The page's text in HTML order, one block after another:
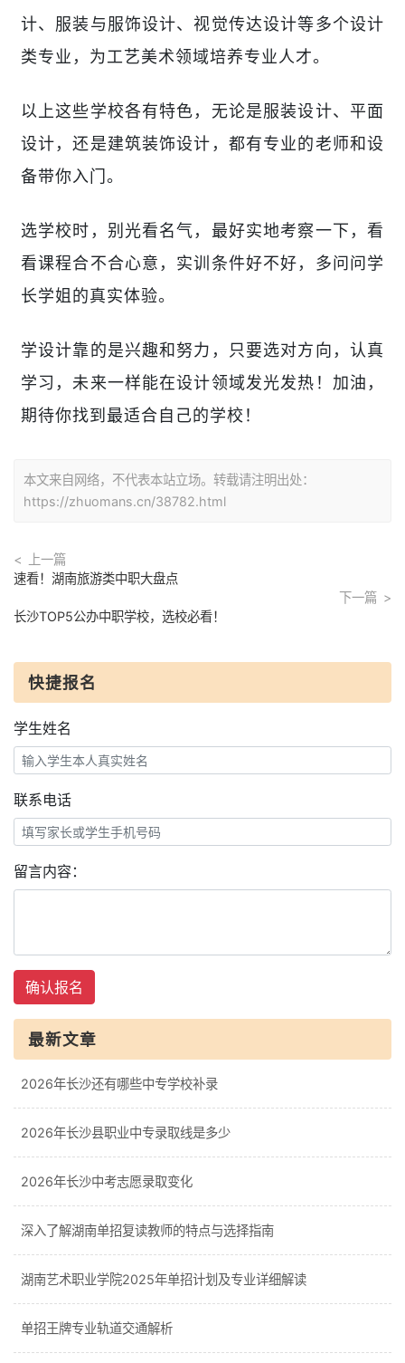
计、服装与服饰设计、视觉传达设计等多个设计
类专业，为工艺美术领域培养专业人才。
以上这些学校各有特色，无论是服装设计、平面
设计，还是建筑装饰设计，都有专业的老师和设
备带你入门。
选学校时，别光看名气，最好实地考察一下，看
看课程合不合心意，实训条件好不好，多问问学
长学姐的真实体验。
学设计靠的是兴趣和努力，只要选对方向，认真
学习，未来一样能在设计领域发光发热！加油，
期待你找到最适合自己的学校！
本文来自网络，不代表本站立场。转载请注明出处：
https://zhuomans.cn/38782.html
上一篇
速看！湖南旅游类中职大盘点
下一篇
长沙TOP5公办中职学校，选校必看！
快捷报名
学生姓名
联系电话
留言内容：
确认报名
最新文章
2026年长沙还有哪些中专学校补录
2026年长沙县职业中专录取线是多少
2026年长沙中考志愿录取变化
深入了解湖南单招复读教师的特点与选择指南
湖南艺术职业学院2025年单招计划及专业详细解读
单招王牌专业轨道交通解析